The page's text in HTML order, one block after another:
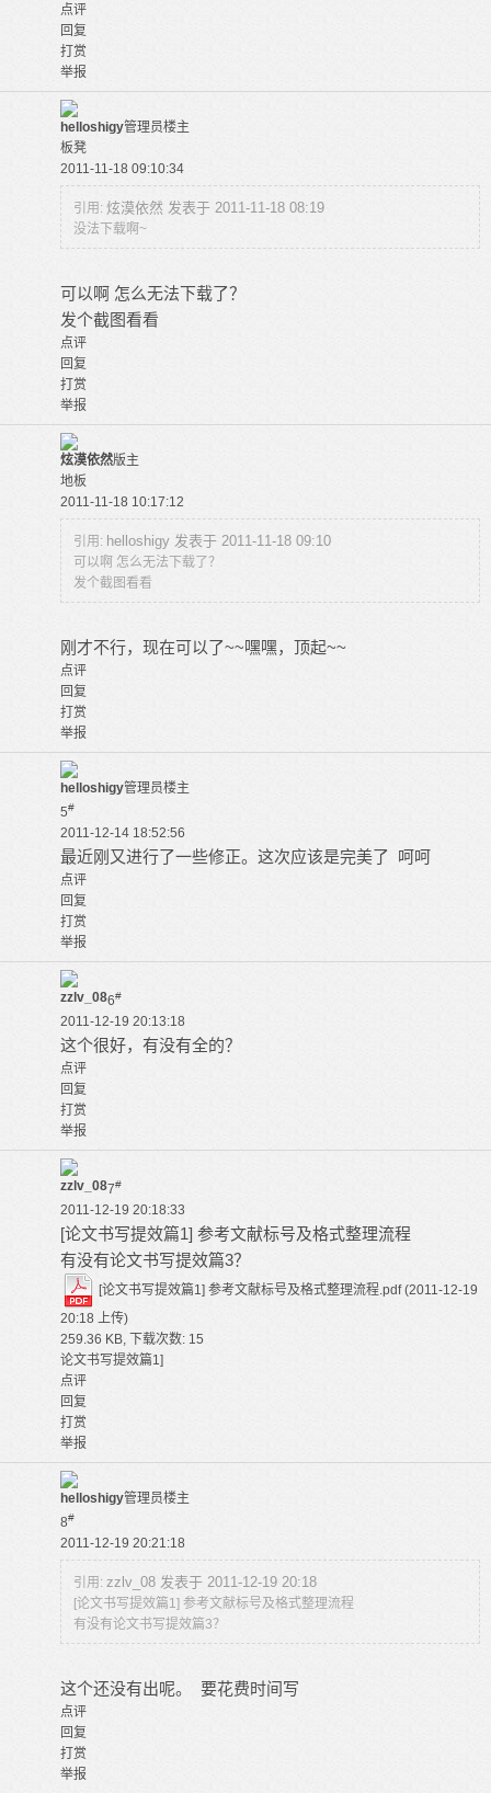
点评
回复
打赏
举报
helloshigy管理员楼主
板凳
2011-11-18 09:10:34
引用: 炫漠依然 发表于 2011-11-18 08:19
没法下载啊~
可以啊 怎么无法下载了？
发个截图看看
点评
回复
打赏
举报
炫漠依然版主
地板
2011-11-18 10:17:12
引用: helloshigy 发表于 2011-11-18 09:10
可以啊 怎么无法下载了？
发个截图看看
刚才不行，现在可以了~~嘿嘿，顶起~~
点评
回复
打赏
举报
helloshigy管理员楼主
5#
2011-12-14 18:52:56
最近刚又进行了一些修正。这次应该是完美了 呵呵
点评
回复
打赏
举报
zzlv_086#
2011-12-19 20:13:18
这个很好，有没有全的？
点评
回复
打赏
举报
zzlv_087#
2011-12-19 20:18:33
[论文书写提效篇1] 参考文献标号及格式整理流程
有没有论文书写提效篇3？
[论文书写提效篇1] 参考文献标号及格式整理流程.pdf (2011-12-19
20:18 上传)
259.36 KB, 下载次数: 15
论文书写提效篇1]
点评
回复
打赏
举报
helloshigy管理员楼主
8#
2011-12-19 20:21:18
引用: zzlv_08 发表于 2011-12-19 20:18
[论文书写提效篇1] 参考文献标号及格式整理流程
有没有论文书写提效篇3？
这个还没有出呢。 要花费时间写
点评
回复
打赏
举报